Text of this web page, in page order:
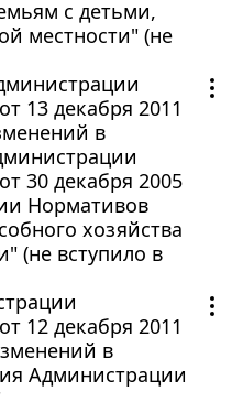
с детьми,
местности" (не
13 декабря 2011
в
30 декабря 2005
Нормативов
хозяйства
(не вступило в
12 декабря 2011
в
Администрации